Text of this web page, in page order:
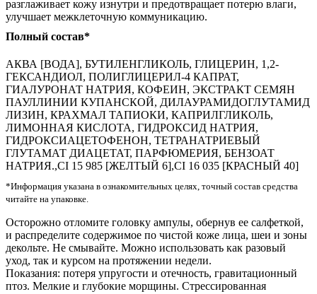
разглаживает кожу изнутри и предотвращает потерю влаги,
улучшает межклеточную коммуникацию.
Полный состав*
АКВА [ВОДА], БУТИЛЕНГЛИКОЛЬ, ГЛИЦЕРИН, 1,2-
ГЕКСАНДИОЛ, ПОЛИГЛИЦЕРИЛ-4 КАПРАТ,
ГИАЛУРОНАТ НАТРИЯ, КОФЕИН, ЭКСТРАКТ СЕМЯН
ПАУЛЛИНИИ КУПАНСКОЙ, ДИЛАУРАМИДОГЛУТАМИД
ЛИЗИН, КРАХМАЛ ТАПИОКИ, КАПРИЛГЛИКОЛЬ,
ЛИМОННАЯ КИСЛОТА, ГИДРОКСИД НАТРИЯ,
ГИДРОКСИАЦЕТОФЕНОН, ТЕТРАНАТРИЕВЫЙ
ГЛУТАМАТ ДИАЦЕТАТ, ПАРФЮМЕРИЯ, БЕНЗОАТ
НАТРИЯ.,CI 15 985 [ЖЕЛТЫЙ 6],CI 16 035 [КРАСНЫЙ 40]
*Информация указана в ознакомительных целях, точный состав средства
читайте на упаковке.
Осторожно отломите головку ампулы, обернув ее салфеткой,
и распределите содержимое по чистой коже лица, шеи и зоны
декольте. Не смывайте. Можно использовать как разовый
уход, так и курсом на протяжении недели.
Показания: потеря упругости и отечность, гравитационный
птоз. Мелкие и глубокие морщины. Стрессированная